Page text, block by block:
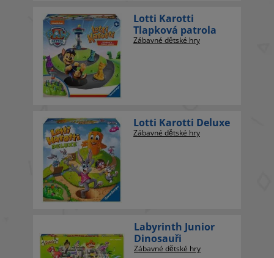
Lotti Karotti
Tlapková patrola
Zábavné dětské hry
Lotti Karotti Deluxe
Zábavné dětské hry
Labyrinth Junior
Dinosauři
Zábavné dětské hry